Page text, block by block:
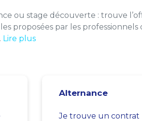
ou stage découverte : trouve
proposées par les professionnels
Lire plus
Alternance
Je trouve un contrat